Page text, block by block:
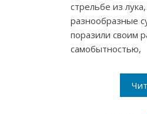
стрельбе из
разнообразные
поразили своим
самобытностью,